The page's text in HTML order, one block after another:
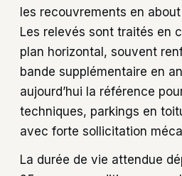
les recouvrements en
Les relevés sont traités en
plan horizontal, souvent
bande supplémentaire en
aujourd’hui la référence
techniques, parkings en
avec forte sollicitation
La durée de vie attendue